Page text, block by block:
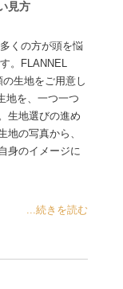
見方
くの方が頭を悩
。FLANNEL
生地をご用意し
地を、一つ一つ
生地選びの進め
地の写真から、
身のイメージに
...続きを読む